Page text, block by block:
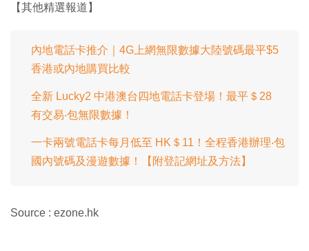
【其他精選報道】
內地電話卡推介｜4G上網無限數據大陸號碼最平$5
香港或內地購買比較
全新 Lucky2 中港澳台四地電話卡登場！最平＄28
有交易‧包無限數據！
一卡兩號電話卡每月低至 HK＄11！全程香港辦理‧包
國內號碼及漫遊數據！【附登記網址及方法】
Source : ezone.hk